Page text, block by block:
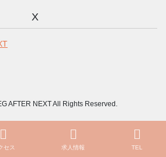
X
AFTER NEXT All Rights Reserved.
セス 求人情報 TEL